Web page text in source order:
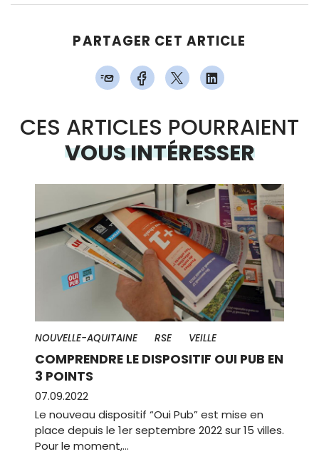
PARTAGER CET ARTICLE
CES ARTICLES POURRAIENT
VOUS INTÉRESSER
NOUVELLE-AQUITAINE RSE VEILLE
COMPRENDRE LE DISPOSITIF OUI PUB EN
3 POINTS
07.09.2022
Le nouveau dispositif “Oui Pub” est mise en
place depuis le 1er septembre 2022 sur 15 villes.
Pour le moment,…